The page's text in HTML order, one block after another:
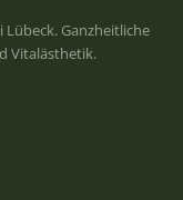
Lübeck. Ganzheitliche
Vitalästhetik.